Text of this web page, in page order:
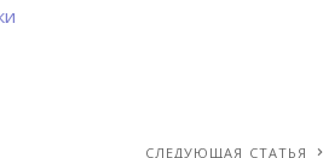
СЛЕДУЮЩАЯ СТАТЬЯ